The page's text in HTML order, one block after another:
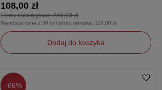
Cena katalogowa:259,00 zł
108,00 zł
Najniższa cena z 30 dni przed obniżką: 116,00 zł
Dodaj do koszyka
22
-66%